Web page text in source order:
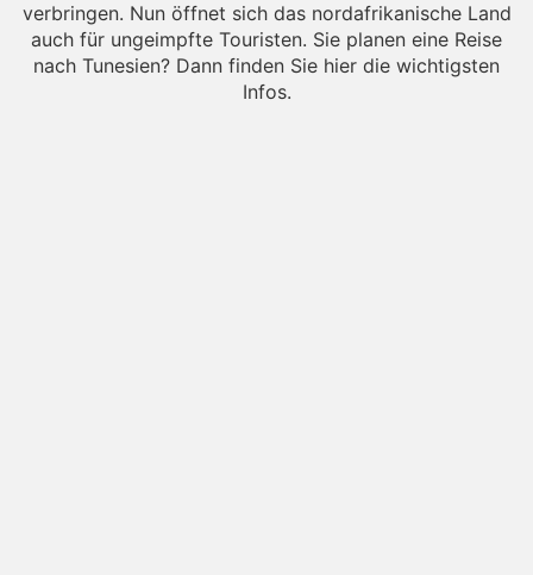
verbringen. Nun öffnet sich das nordafrikanische Land
auch für ungeimpfte Touristen. Sie planen eine Reise
nach Tunesien? Dann finden Sie hier die wichtigsten
Infos.